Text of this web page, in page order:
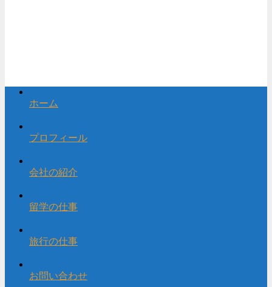
ホーム
プロフィール
会社の紹介
留学の仕事
旅行の仕事
お問い合わせ